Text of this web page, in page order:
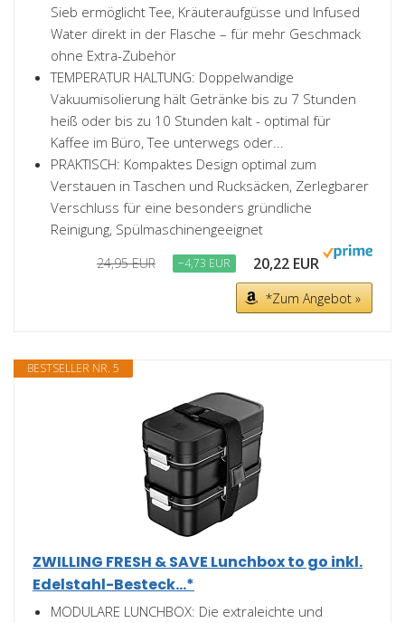
Sieb ermöglicht Tee, Kräuteraufgüsse und Infused
Water direkt in der Flasche – für mehr Geschmack
ohne Extra-Zubehör
TEMPERATUR HALTUNG: Doppelwandige
Vakuumisolierung hält Getränke bis zu 7 Stunden
heiß oder bis zu 10 Stunden kalt - optimal für
Kaffee im Büro, Tee unterwegs oder...
PRAKTISCH: Kompaktes Design optimal zum
Verstauen in Taschen und Rucksäcken, Zerlegbarer
Verschluss für eine besonders gründliche
Reinigung, Spülmaschinengeeignet
24,95 EUR −4,73 EUR 20,22 EUR
*Zum Angebot »
BESTSELLER NR. 5
ZWILLING FRESH & SAVE Lunchbox to go inkl.
Edelstahl-Besteck...*
MODULARE LUNCHBOX: Die extraleichte und